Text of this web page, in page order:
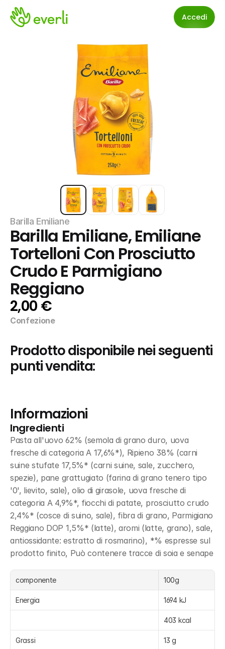
Accedi
Barilla Emiliane
Barilla Emiliane, Emiliane
Tortelloni Con Prosciutto
Crudo E Parmigiano
Reggiano
2,00 €
Confezione
Prodotto disponibile nei seguenti
punti vendita:
Informazioni
Ingredienti
Pasta all'uovo 62% (semola di grano duro, uova
fresche di categoria A 17,6%*), Ripieno 38% (carni
suine stufate 17,5%* (carni suine, sale, zucchero,
spezie), pane grattugiato (farina di grano tenero tipo
'0', lievito, sale), olio di girasole, uova fresche di
categoria A 4,9%*, fiocchi di patate, prosciutto crudo
2,4%* (cosce di suino, sale), fibra di grano, Parmigiano
Reggiano DOP 1,5%* (latte), aromi (latte, grano), sale,
antiossidante: estratto di rosmarino), *% espresse sul
prodotto finito, Può contenere tracce di soia e senape
componente 100g
Energia 1694 kJ
403 kcal
Grassi 13 g